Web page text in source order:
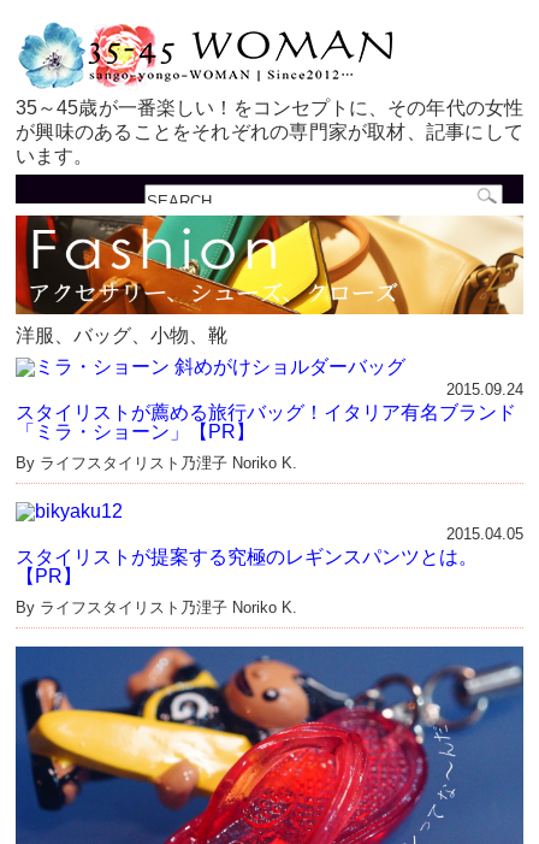
35～45歳が一番楽しい！をコンセプトに、その年代の女性
が興味のあることをそれぞれの専門家が取材、記事にして
います。
洋服、バッグ、小物、靴
2015.09.24
スタイリストが薦める旅行バッグ！イタリア有名ブランド
「ミラ・ショーン」【PR】
By ライフスタイリスト乃浬子 Noriko K.
2015.04.05
スタイリストが提案する究極のレギンスパンツとは。
【PR】
By ライフスタイリスト乃浬子 Noriko K.